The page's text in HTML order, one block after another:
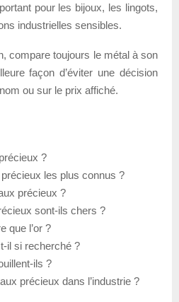
pour les bijoux, les lingots,
industrielles sensibles.
compare toujours le métal à son
façon d’éviter une décision
ou sur le prix affiché.
?
les plus connus ?
précieux ?
sont-ils chers ?
que l’or ?
il si recherché ?
ils ?
précieux dans l’industrie ?